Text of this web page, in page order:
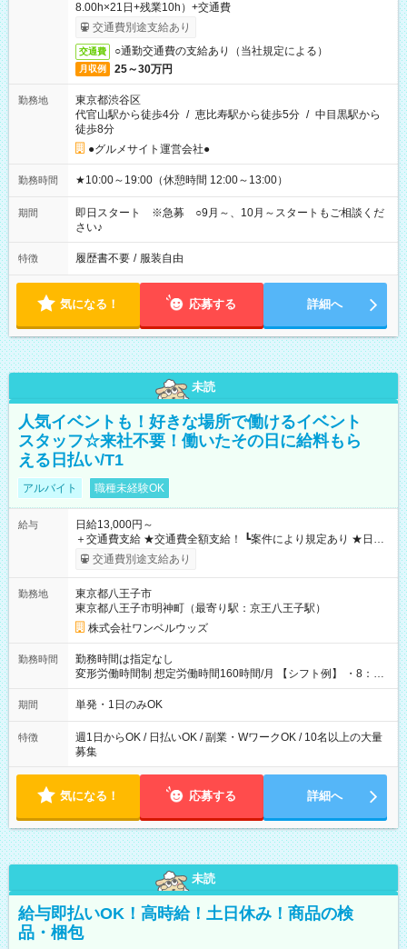
8.00h×21日+残業10h）+交通費
交通費別途支給あり
交通費 ○通勤交通費の支給あり（当社規定による）
月収例 25～30万円
勤務地
東京都渋谷区
代官山駅から徒歩4分 / 恵比寿駅から徒歩5分 / 中目黒駅から
徒歩8分
●グルメサイト運営会社●
勤務時間 ★10:00～19:00（休憩時間 12:00～13:00）
期間
即日スタート ※急募 ○9月～、10月～スタートもご相談くだ
さい♪
特徴 履歴書不要 / 服装自由
気になる！ 応募する 詳細へ
未読
人気イベントも！好きな場所で働けるイベント
スタッフ☆来社不要！働いたその日に給料もら
える日払い/T1
アルバイト 職種未経験OK
給与
日給13,000円～
＋交通費支給 ★交通費全額支給！ ┗案件により規定あり ★日払
いOK！（規定あり） ┗働いたその日に現金GET♪ お仕事後はコ
ンビニATMから 日払い分を引き落とせます！ 【試用期間】試
交通費別途支給あり
勤務地
東京都八王子市
東京都八王子市明神町（最寄り駅：京王八王子駅）
株式会社ワンベルウッズ
勤務時間
勤務時間は指定なし
変形労働時間制 想定労働時間160時間/月 【シフト例】 ・8：00
～21：00
期間 単発・1日のみOK
特徴
週1日からOK / 日払いOK / 副業・WワークOK / 10名以上の大量
募集
気になる！ 応募する 詳細へ
未読
給与即払いOK！高時給！土日休み！商品の検
品・梱包